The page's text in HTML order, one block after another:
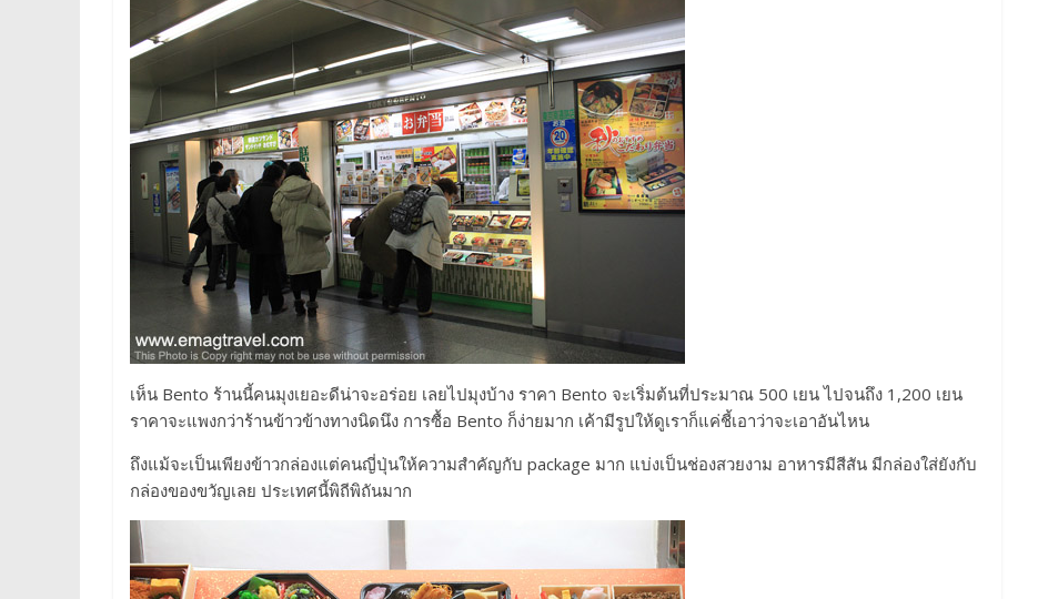
เห็น Bento ร้านนี้คนมุงเยอะดีน่าจะอร่อย เลยไปมุงบ้าง ราคา Bento จะเริ่มต้นที่ประมาณ 500 เยน ไปจนถึง 1,200 เยน
ราคาจะแพงกว่าร้านข้าวข้างทางนิดนึง การซื้อ Bento ก็ง่ายมาก เค้ามีรูปให้ดูเราก็แค่ชี้เอาว่าจะเอาอันไหน
ถึงแม้จะเป็นเพียงข้าวกล่องแต่คนญี่ปุ่นให้ความสำคัญกับ package มาก แบ่งเป็นช่องสวยงาม อาหารมีสีสัน มีกล่องใส่ยังกับ
กล่องของขวัญเลย ประเทศนี้พิถีพิถันมาก